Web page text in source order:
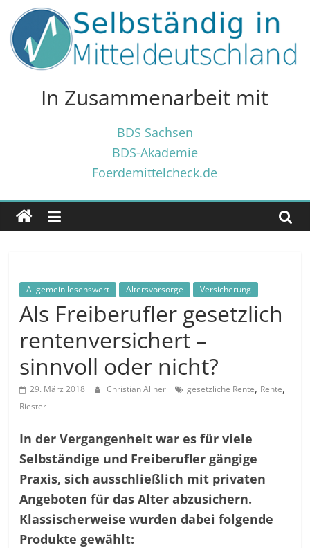
Inhalt
springen
Selbständig
Mitteldeutschland
Tricks
✓
für
Gründer
außerhalb
Mitteldeutschlands
In Zusammenarbeit mit
BDS Sachsen
BDS-Akademie
Foerdemittelcheck.de
Allgemein lesenswert Altersvorsorge Versicherung
Als Freiberufler gesetzlich
rentenversichert –
sinnvoll oder nicht?
29. März 2018 Christian Allner gesetzliche Rente, Rente,
Riester
In der Vergangenheit war es für viele
Selbständige und Freiberufler gängige
Praxis, sich ausschließlich mit privaten
Angeboten für das Alter abzusichern.
Klassischerweise wurden dabei folgende
Produkte gewählt: